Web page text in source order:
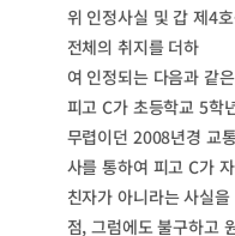
위 인정사실 및 갑 제4
전체의 취지를 더하
여 인정되는 다음과 같
피고 C가 초등학교 5학
무렵이던 2008년경 교
사를 통하여 피고 C가
친자가 아니라는 사실
점, 그럼에도 불구하고